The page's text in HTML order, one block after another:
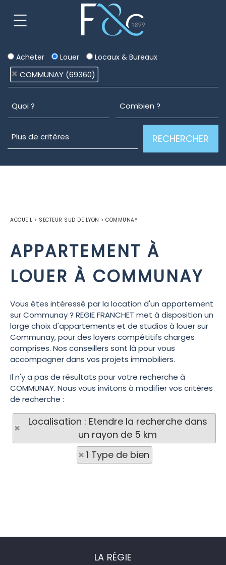
Acheter Louer Locaux & Bureaux
COMMUNAY (69360)
ACCUEIL > SECTEUR SUD DE LYON > COMMUNAY
APPARTEMENT À
LOUER À COMMUNAY
Vous êtes intéressé par la location d'un appartement
sur Communay ? REGIE FRANCHET met à disposition un
large choix d'appartements et de studios à louer sur
Communay, pour des loyers compétitifs charges
comprises. Nos conseillers sont là pour vous
accompagner dans vos projets immobiliers.
Il n'y a pas de résultats pour votre recherche à
COMMUNAY. Nous vous invitons à modifier vos critères
de recherche :
Localisation : Etendre la recherche dans
un rayon de 5 km
1 Type de bien
LA RÉGIE